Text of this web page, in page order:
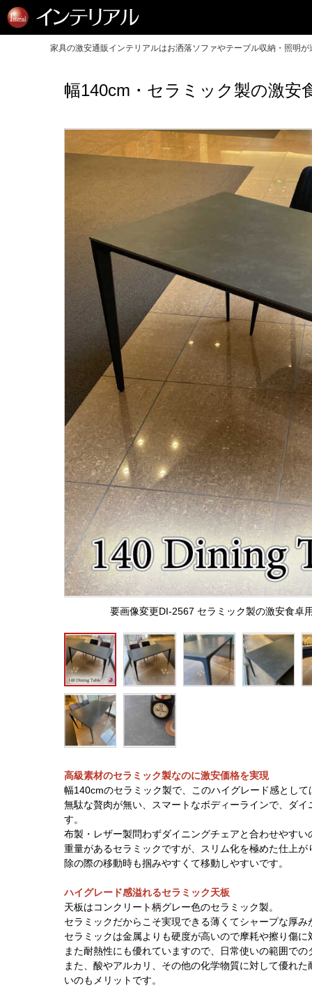
家具の激安通販インテリアルはお洒落ソファやテーブル収納・照明が
幅140cm・セラミック製の激安
要画像変更DI-2567 セラミック製の激安食卓
高級素材のセラミック製なのに激安価格を実現
幅140cmのセラミック製で、このハイグレード感として
無駄な贅肉が無い、スマートなボディーラインで、ダ
す。
布製・レザー製問わずダイニングチェアと合わせやすい
重量があるセラミックですが、スリム化を極めた仕上
除の際の移動時も掴みやすくて移動しやすいです。
ハイグレード感溢れるセラミック天板
天板はコンクリート柄グレー色のセラミック製。
セラミックだからこそ実現できる薄くてシャープな厚み
セラミックは金属よりも硬度が高いので摩耗や擦り傷に
また耐熱性にも優れていますので、日常使いの範囲での
また、酸やアルカリ、その他の化学物質に対して優れ
いのもメリットです。